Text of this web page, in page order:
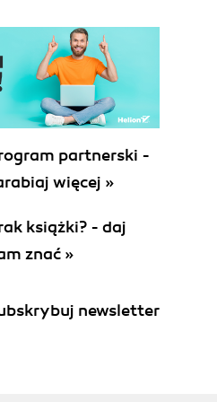
danych (67)
i bloki (68)
(70)
(70)
systemu (73)
Oracle Enterprise Manager
partnerski -
więcej »
książki? - daj
znać »
newsletter